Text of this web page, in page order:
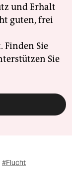
und Erhalt
guten, frei
Finden Sie
Sie
#Flucht